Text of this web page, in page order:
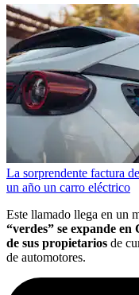
La sorprendente factura
un año un carro eléctrico
Este llamado llega en un
“verdes” se expande
de sus propietarios de
de automotores.